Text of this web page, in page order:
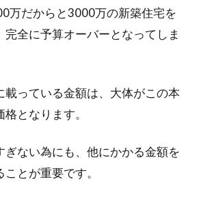
戸建て用の宅配ボックスはどんな
もの？価格はどのくらい？
宅配ボックスですが、近年では一戸建て用の宅
育て世代が木造アパートに住む際
万だからと3000万の新築住宅を
完全に予算オーバーとなってしま
載っている金額は、大体がこの本
となります。
ぎない為にも、他にかかる金額を
とが重要です。